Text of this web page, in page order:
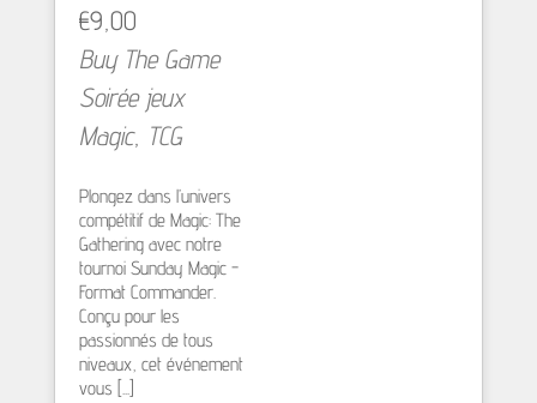
€9,00
Buy The Game
Soirée jeux
Magic, TCG
Plongez dans l’univers
compétitif de Magic: The
Gathering avec notre
tournoi Sunday Magic -
Format Commander.
Conçu pour les
passionnés de tous
niveaux, cet événement
vous [...]